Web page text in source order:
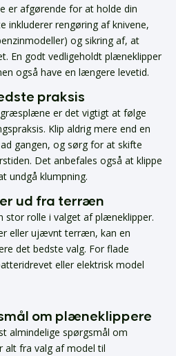
er afgørende for at holde din
inkluderer rengøring af knivene,
og sikring af, at
En godt vedligeholdt plæneklipper
også have en længere levetid.
praksis
er det vigtigt at følge
Klip aldrig mere end en
gangen, og sørg for at skifte
Det anbefales også at klippe
undgå klumpning.
ud fra terræn
stor rolle i valget af plæneklipper.
eller ujævnt terræn, kan en
det bedste valg. For flade
eller elektrisk model
om plæneklippere
almindelige spørgsmål om
alt fra valg af model til